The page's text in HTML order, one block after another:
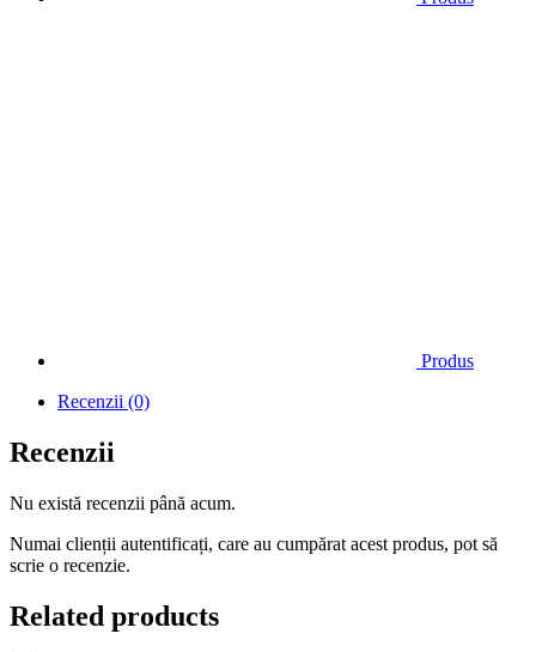
Produs
Recenzii (0)
Recenzii
Nu există recenzii până acum.
Numai clienții autentificați, care au cumpărat acest produs, pot să
scrie o recenzie.
Related products